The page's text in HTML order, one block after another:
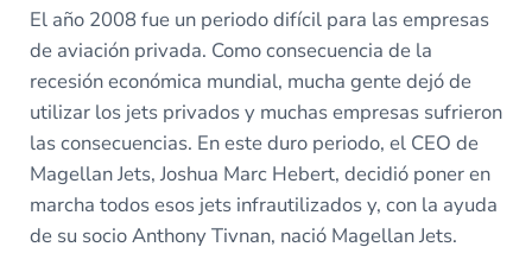
El año 2008 fue un periodo difícil para las empresas
de aviación privada. Como consecuencia de la
recesión económica mundial, mucha gente dejó de
utilizar los jets privados y muchas empresas sufrieron
las consecuencias. En este duro periodo, el CEO de
Magellan Jets, Joshua Marc Hebert, decidió poner en
marcha todos esos jets infrautilizados y, con la ayuda
de su socio Anthony Tivnan, nació Magellan Jets.